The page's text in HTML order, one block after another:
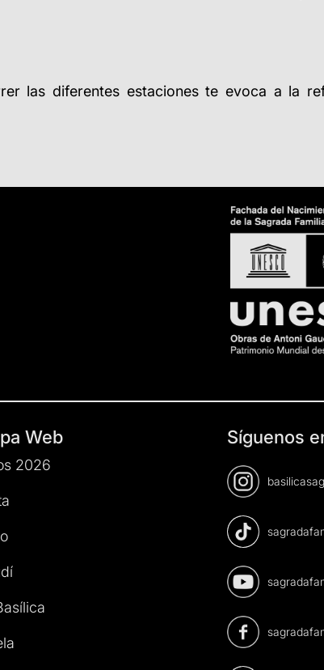
las diferentes estaciones te evoca a la
Web
2026
Síguenos